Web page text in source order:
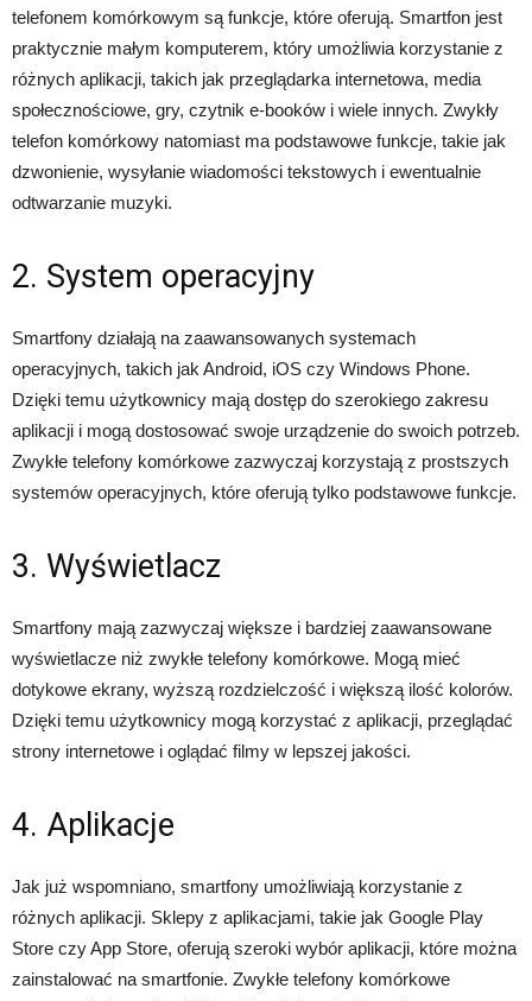
telefonem komórkowym są funkcje, które oferują. Smartfon jest
praktycznie małym komputerem, który umożliwia korzystanie z
różnych aplikacji, takich jak przeglądarka internetowa, media
społecznościowe, gry, czytnik e-booków i wiele innych. Zwykły
telefon komórkowy natomiast ma podstawowe funkcje, takie jak
dzwonienie, wysyłanie wiadomości tekstowych i ewentualnie
odtwarzanie muzyki.
2. System operacyjny
Smartfony działają na zaawansowanych systemach
operacyjnych, takich jak Android, iOS czy Windows Phone.
Dzięki temu użytkownicy mają dostęp do szerokiego zakresu
aplikacji i mogą dostosować swoje urządzenie do swoich potrzeb.
Zwykłe telefony komórkowe zazwyczaj korzystają z prostszych
systemów operacyjnych, które oferują tylko podstawowe funkcje.
3. Wyświetlacz
Smartfony mają zazwyczaj większe i bardziej zaawansowane
wyświetlacze niż zwykłe telefony komórkowe. Mogą mieć
dotykowe ekrany, wyższą rozdzielczość i większą ilość kolorów.
Dzięki temu użytkownicy mogą korzystać z aplikacji, przeglądać
strony internetowe i oglądać filmy w lepszej jakości.
4. Aplikacje
Jak już wspomniano, smartfony umożliwiają korzystanie z
różnych aplikacji. Sklepy z aplikacjami, takie jak Google Play
Store czy App Store, oferują szeroki wybór aplikacji, które można
zainstalować na smartfonie. Zwykłe telefony komórkowe